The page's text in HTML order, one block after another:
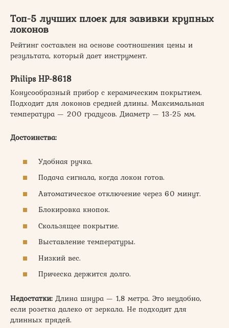
Топ-5 лучших плоек для завивки крупных
локонов
Рейтинг составлен на основе соотношения цены и
результата, который дает инструмент.
Philips НР-8618
Конусообразный прибор с керамическим покрытием.
Подходит для локонов средней длины. Максимальная
температура — 200 градусов. Диаметр — 13-25 мм.
Достоинства:
Удобная ручка.
Подача сигнала, когда локон готов.
Автоматическое отключение через 60 минут.
Блокировка кнопок.
Скользящее покрытие.
Выставление температуры.
Низкий вес.
Прическа держится долго.
Недостатки: Длина шнура — 1,8 метра. Это неудобно,
если розетка далеко от зеркала. Не подходит для
длинных прядей.